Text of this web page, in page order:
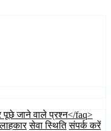
जाने वाले प्रश्न</faq>
सेवा स्थिति संपर्क करें